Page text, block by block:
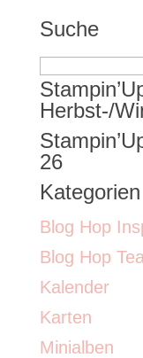
Suche
Suchen
nach:
Herbst-/
26
Kategorien
Blog Hop
Blog Hop
Kalender
Karten
Minialben